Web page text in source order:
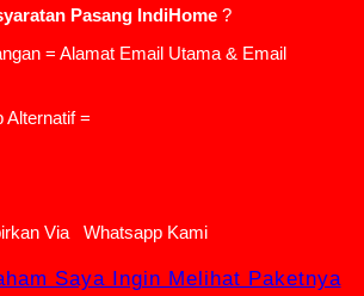
Pasang IndiHome ?
= Alamat Email Utama & Email
Alternatif =
Via
Whatsapp Kami
Saya Ingin Melihat Paketnya